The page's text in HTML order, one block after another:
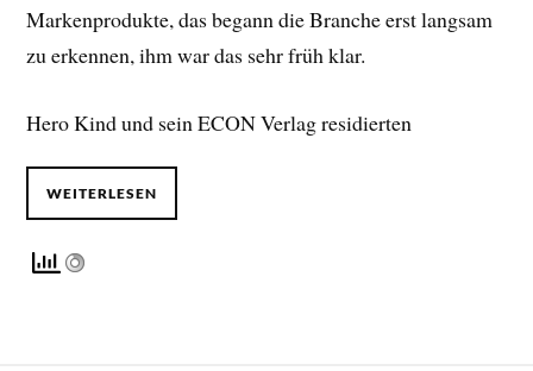
Markenprodukte, das begann die Branche erst langsam
zu erkennen, ihm war das sehr früh klar.
Hero Kind und sein ECON Verlag residierten
WEITERLESEN